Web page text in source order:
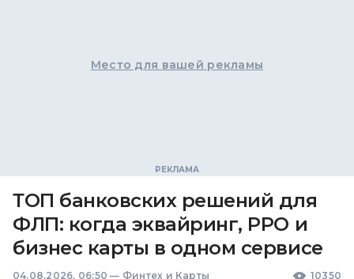
Место для вашей рекламы
ТОП банковских решений для
ФЛП: когда эквайринг, РРО и
бизнес карты в одном сервисе
04.08.2026, 06:50 — Финтех и Карты 10350